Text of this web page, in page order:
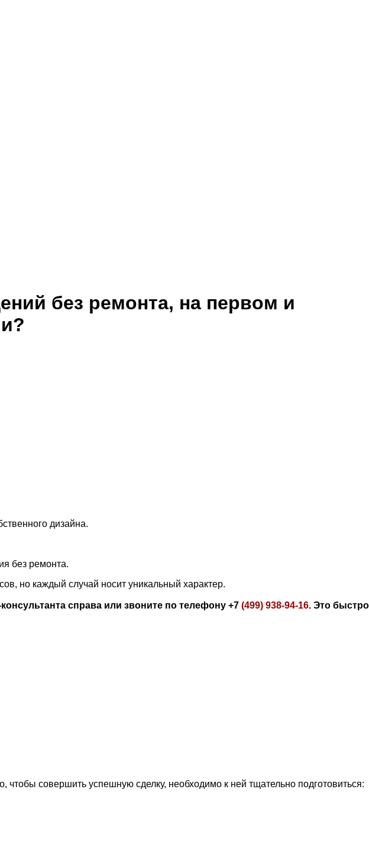
без ремонта, на первом и
дизайна.
без ремонта.
но каждый случай носит уникальный характер.
справа или звоните по телефону +7 (499) 938-94-16. Это быстро
чтобы совершить успешную сделку, необходимо к ней тщательно подготовиться: